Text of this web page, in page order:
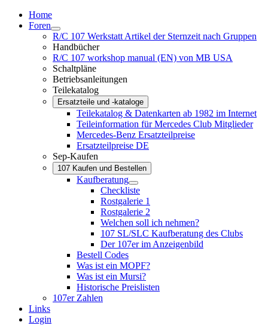
Home
Foren
R/C 107 Werkstatt Artikel der Sternzeit nach Gruppen
Handbücher
R/C 107 workshop manual (EN) von MB USA
Schaltpläne
Betriebsanleitungen
Teilekatalog
Ersatzteile und -kataloge
Teilekatalog & Datenkarten ab 1982 im Internet
Teileinformation für Mercedes Club Mitglieder
Mercedes-Benz Ersatzteilpreise
Ersatzteilpreise DE
Sep-Kaufen
107 Kaufen und Bestellen
Kaufberatung
Checkliste
Rostgalerie 1
Rostgalerie 2
Welchen soll ich nehmen?
107 SL/SLC Kaufberatung des Clubs
Der 107er im Anzeigenbild
Bestell Codes
Was ist ein MOPF?
Was ist ein Mursi?
Historische Preislisten
107er Zahlen
Links
Login